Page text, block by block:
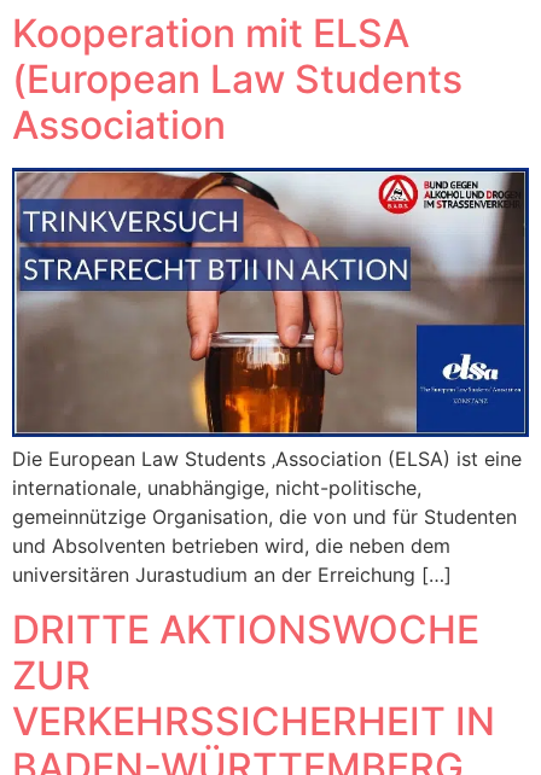
Kooperation mit ELSA
(European Law Students
Association
Die European Law Students ‚Association (ELSA) ist eine
internationale, unabhängige, nicht-politische,
gemeinnützige Organisation, die von und für Studenten
und Absolventen betrieben wird, die neben dem
universitären Jurastudium an der Erreichung […]
DRITTE AKTIONSWOCHE
ZUR
VERKEHRSSICHERHEIT IN